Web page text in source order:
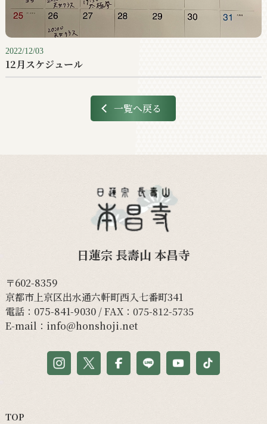
2022/12/03
12月スケジュール
一覧へ戻る
日蓮宗 長壽山 本昌寺
〒602-8359
京都市上京区出水通六軒町西入七番町341
電話： 075-841-9030/ FAX：075-812-5735
E-mail： info@honshoji.net
TOP